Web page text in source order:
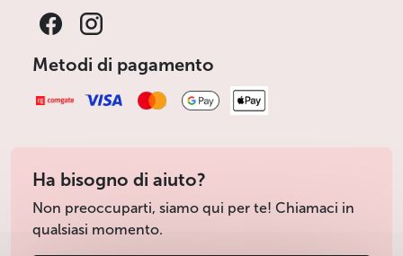
Metodi di pagamento
Ha bisogno di aiuto?
Non preoccuparti, siamo qui per te! Chiamaci in
qualsiasi momento.